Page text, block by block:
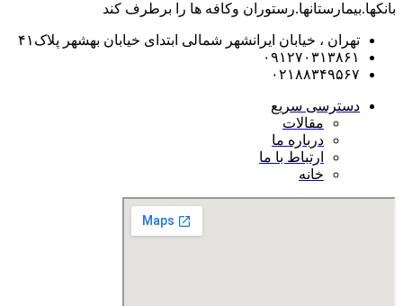
بانکها.بیمارستانها.رستوران و‌کافه ها را برطرف کند
تهران ، خیابان ایرانشهر شمالی ابتدای خیابان بهشهر پلاک۴۱
۰۹۱۲۷۰۳۱۳۸۶۱
۰۲۱۸۸۳۴۹۵۶۷
دسترسی سریع
مقالات
درباره ما
ارتباط با ما
خانه